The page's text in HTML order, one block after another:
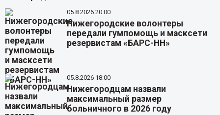
05.8.2026 20:00
Нижегородские волонтеры
передали гумпомощь и масксети
резервистам «БАРС-НН»
05.8.2026 18:00
Нижегородцам назвали
максимальный размер
больничного в 2026 году